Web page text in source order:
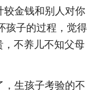
较金钱和别人对你
孩子的过程，觉得
，不养儿不知父母
，生孩子考验的不